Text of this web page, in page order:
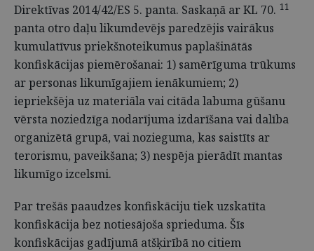
Direktīvas 2014/42/ES 5. panta. Saskaņā ar KL 70. 11
panta otro daļu likumdevējs paredzējis vairākus
kumulatīvus priekšnoteikumus paplašinātās
konfiskācijas piemērošanai: 1) samērīguma trūkums
ar personas likumīgajiem ienākumiem; 2)
iepriekšēja uz materiāla vai citāda labuma gūšanu
vērsta noziedzīga nodarījuma izdarīšana vai dalība
organizētā grupā, vai nozieguma, kas saistīts ar
terorismu, paveikšana; 3) nespēja pierādīt mantas
likumīgo izcelsmi.
Par trešās paaudzes konfiskāciju tiek uzskatīta
konfiskācija bez notiesājoša sprieduma. Šīs
konfiskācijas gadījumā atšķirībā no citiem